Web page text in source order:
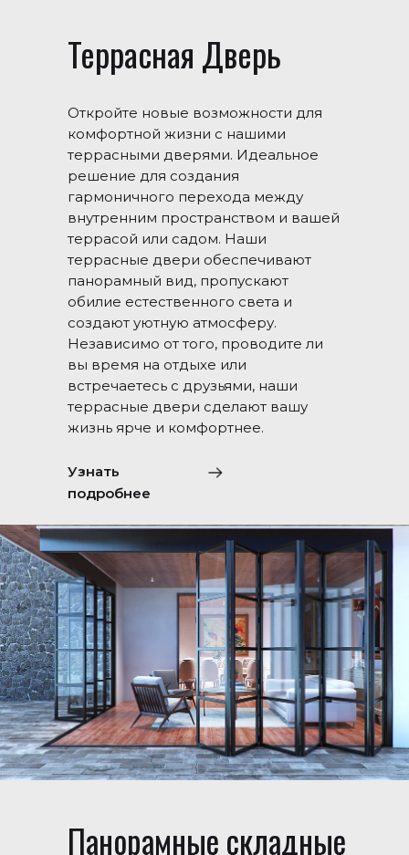
Узнать
подробнее
Террасная Дверь
Откройте новые возможности для
комфортной жизни с нашими
террасными дверями. Идеальное
решение для создания
гармоничного перехода между
внутренним пространством и вашей
террасой или садом. Наши
террасные двери обеспечивают
панорамный вид, пропускают
обилие естественного света и
создают уютную атмосферу.
Независимо от того, проводите ли
вы время на отдыхе или
встречаетесь с друзьями, наши
террасные двери сделают вашу
жизнь ярче и комфортнее.
Панорамные складные